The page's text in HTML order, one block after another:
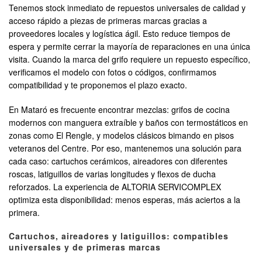
Tenemos stock inmediato de repuestos universales de calidad y
acceso rápido a piezas de primeras marcas gracias a
proveedores locales y logística ágil. Esto reduce tiempos de
espera y permite cerrar la mayoría de reparaciones en una única
visita. Cuando la marca del grifo requiere un repuesto específico,
verificamos el modelo con fotos o códigos, confirmamos
compatibilidad y te proponemos el plazo exacto.
En Mataró es frecuente encontrar mezclas: grifos de cocina
modernos con manguera extraíble y baños con termostáticos en
zonas como El Rengle, y modelos clásicos bimando en pisos
veteranos del Centre. Por eso, mantenemos una solución para
cada caso: cartuchos cerámicos, aireadores con diferentes
roscas, latiguillos de varias longitudes y flexos de ducha
reforzados. La experiencia de ALTORIA SERVICOMPLEX
optimiza esta disponibilidad: menos esperas, más aciertos a la
primera.
Cartuchos, aireadores y latiguillos: compatibles
universales y de primeras marcas